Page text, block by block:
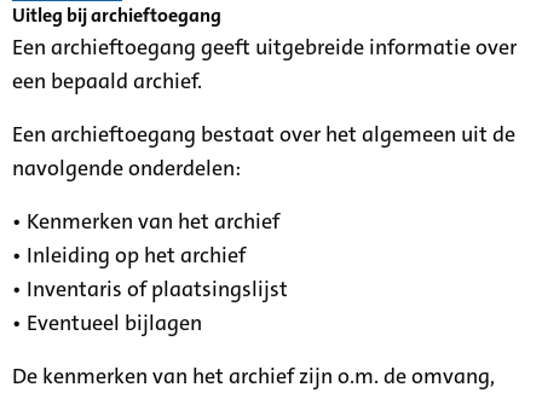
Uitleg bij archieftoegang
Een archieftoegang geeft uitgebreide informatie over
een bepaald archief.
Een archieftoegang bestaat over het algemeen uit de
navolgende onderdelen:
• Kenmerken van het archief
• Inleiding op het archief
• Inventaris of plaatsingslijst
• Eventueel bijlagen
De kenmerken van het archief zijn o.m. de omvang,